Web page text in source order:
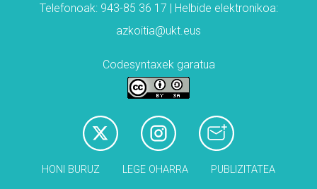
Telefonoak: 943-85 36 17 | Helbide elektronikoa:
azkoitia@ukt.eus
Codesyntaxek garatua
HONI BURUZ LEGE OHARRA PUBLIZITATEA